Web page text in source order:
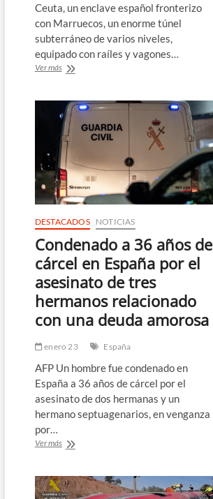
Ceuta, un enclave español fronterizo
con Marruecos, un enorme túnel
subterráneo de varios niveles,
equipado con raíles y vagones…
Ver másDescubren
túnel
entre
Marruecos
y
España
para
transportar
hachís
DESTACADOS NOTICIAS
Condenado a 36 años de
cárcel en España por el
asesinato de tres
hermanos relacionado
con una deuda amorosa
enero 23 España
AFP Un hombre fue condenado en
España a 36 años de cárcel por el
asesinato de dos hermanas y un
hermano septuagenarios, en venganza
por…
Ver másCondenado
años
de